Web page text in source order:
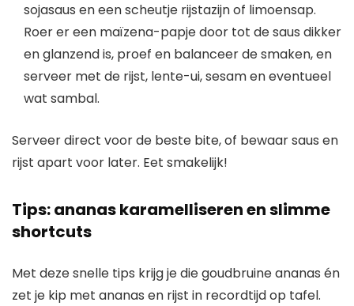
sojasaus en een scheutje rijstazijn of limoensap.
Roer er een maïzena-papje door tot de saus dikker
en glanzend is, proef en balanceer de smaken, en
serveer met de rijst, lente-ui, sesam en eventueel
wat sambal.
Serveer direct voor de beste bite, of bewaar saus en
rijst apart voor later. Eet smakelijk!
Tips: ananas karamelliseren en slimme
shortcuts
Met deze snelle tips krijg je die goudbruine ananas én
zet je kip met ananas en rijst in recordtijd op tafel.